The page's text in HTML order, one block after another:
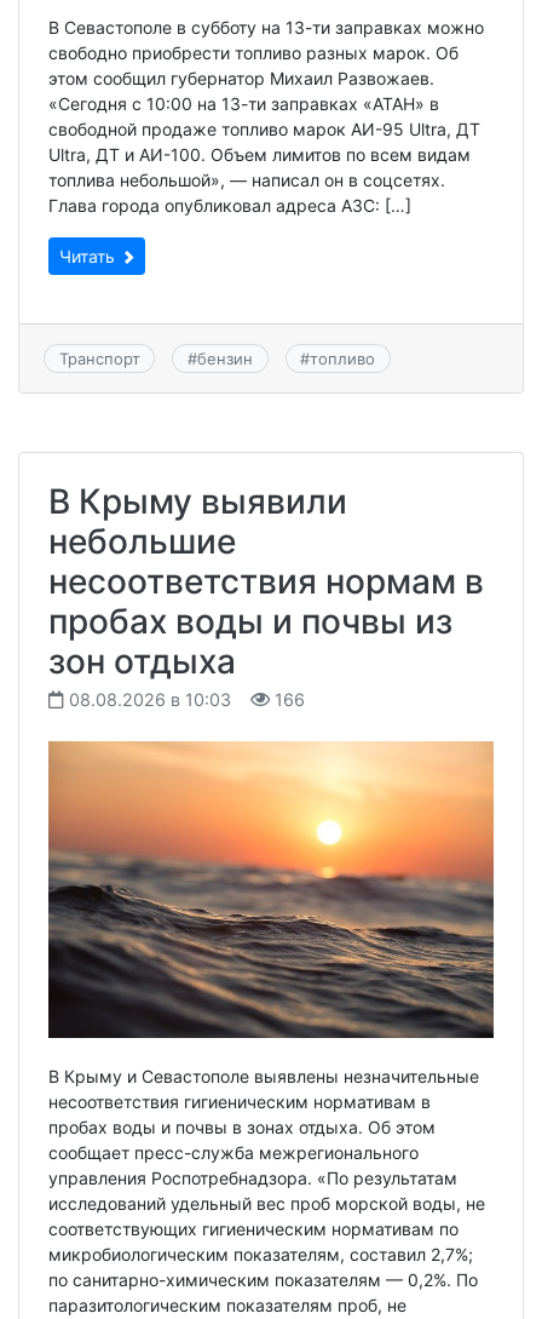
В Севастополе в субботу на 13-ти заправках можно
свободно приобрести топливо разных марок. Об
этом сообщил губернатор Михаил Развожаев.
«Сегодня с 10:00 на 13-ти заправках «АТАН» в
свободной продаже топливо марок АИ-95 Ultra, ДТ
Ultra, ДТ и АИ-100. Объем лимитов по всем видам
топлива небольшой», — написал он в соцсетях.
Глава города опубликовал адреса АЗС: […]
Читать
Транспорт #бензин #топливо
В Крыму выявили
небольшие
несоответствия нормам в
пробах воды и почвы из
зон отдыха
08.08.2026 в 10:03 166
В Крыму и Севастополе выявлены незначительные
несоответствия гигиеническим нормативам в
пробах воды и почвы в зонах отдыха. Об этом
сообщает пресс-служба межрегионального
управления Роспотребнадзора. «По результатам
исследований удельный вес проб морской воды, не
соответствующих гигиеническим нормативам по
микробиологическим показателям, составил 2,7%;
по санитарно-химическим показателям — 0,2%. По
паразитологическим показателям проб, не